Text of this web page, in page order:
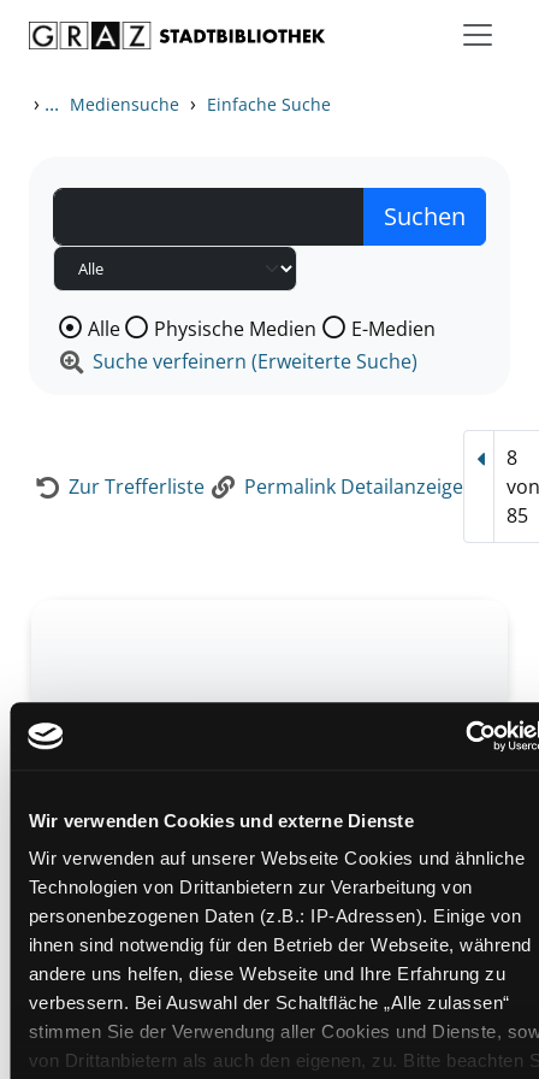
Wir verwenden Cookies und externe Dienste
Wir verwenden auf unserer Webseite Cookies und ähnliche
Technologien von Drittanbietern zur Verarbeitung von
personenbezogenen Daten (z.B.: IP-Adressen). Einige von
ihnen sind notwendig für den Betrieb der Webseite, während
andere uns helfen, diese Webseite und Ihre Erfahrung zu
verbessern. Bei Auswahl der Schaltfläche „Alle zulassen“
stimmen Sie der Verwendung aller Cookies und Dienste,
von Drittanbietern als auch den eigenen, zu. Bitte beachten
› ... Mediensuche › Einfache Suche
Wählen Sie die Medienart nach der Sie suchen wollen.
Alle Physische Medien
E-Medien
Suche verfeinern (Erweiterte Suche)
Zur Trefferliste Permalink Detailanzeige
8
85
Der Arkanist
Verfasser:Wokan, Pascal
Mehr Informationen ein-/ausblenden
Bände
Medium auf die Postliste setzen